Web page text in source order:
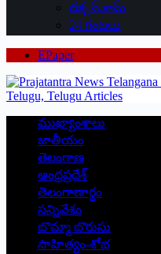
దక్కన్.కామ్
24 గంటలు
EPaper
ముఖ్యాంశాలు
జాతీయం
తెలంగాణ
ఆంధ్రప్రదేశ్
తెలంగాణార్థం
సన్నివేశం
బొమ్మా బొరుసు
సాహిత్యం-శోభ